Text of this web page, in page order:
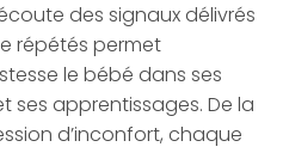
des signaux délivrés
répétés permet
le bébé dans ses
ses apprentissages. De la
d’inconfort, chaque